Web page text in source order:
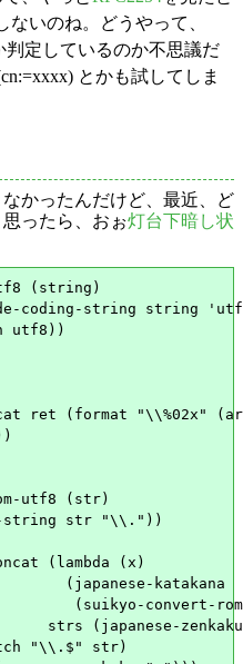
ないのね。どうやって、
判定しているのか不思議だ
とかも試してしま
かったんだけど、最近、ど
ったら、おぉ灯台下暗し状
(string)
coding-string string
ret (format "\\%02x"
utf8 (str)
str "\\."))
(lambda (x)
"\\.$" str)